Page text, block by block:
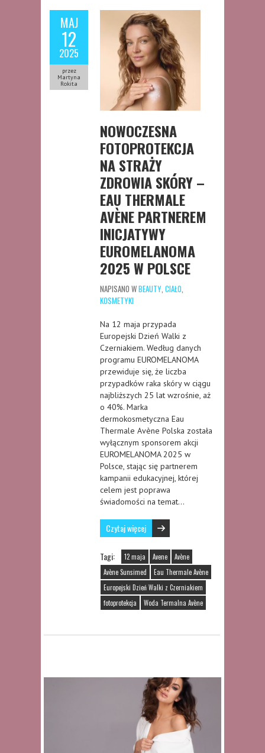
MAJ
12
2025
przez
Martyna
Rokita
NOWOCZESNA
FOTOPROTEKCJA
NA STRAŻY
ZDROWIA SKÓRY –
EAU THERMALE
AVÈNE PARTNEREM
INICJATYWY
EUROMELANOMA
2025 W POLSCE
NAPISANO WBEAUTY CIAŁO
KOSMETYKI
Na 12 maja przypada
Europejski Dzień Walki z
Czerniakiem. Według danych
programu EUROMELANOMA
przewiduje się, że liczba
przypadków raka skóry w ciągu
najbliższych 25 lat wzrośnie, aż
o 40%. Marka
dermokosmetyczna Eau
Thermale Avène Polska została
wyłącznym sponsorem akcji
EUROMELANOMA 2025 w
Polsce, stając się partnerem
kampanii edukacyjnej, której
celem jest poprawa
świadomości na temat…
Czytaj więcej
Tagi: 12 maja Avene
Avène
Avène Sunsimed
Eau Thermale Avène
Europejski Dzień Walki z Czerniakiem
fotoprotekcja
Woda Termalna Avène